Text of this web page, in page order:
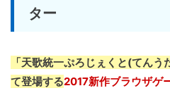
ター
「天歌統一ぷろじぇくと(てん
て登場する2017新作ブラウザゲ